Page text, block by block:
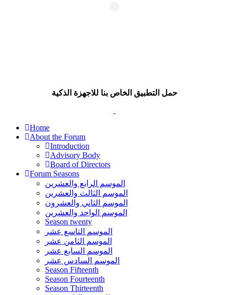
حمل التطبيق الخاص بنا للاجهزة الذكية
Home
About the Forum
Introduction
Advisory Body
Board of Directors
Forum Seasons
الموسم الرابع والعشرين
الموسم الثالث والعشرين
الموسم الثاني والعشرون
الموسم الواحد والعشرين
Season twenty
الموسم التاسع عشر
الموسم الثامن عشر
الموسم السابع عشر
الموسم السادس عشر
Season Fifteenth
Season Fourteenth
Season Thirteenth